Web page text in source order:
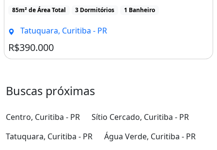
85m² de Área Total 3 Dormitórios 1 Banheiro
Tatuquara, Curitiba - PR
R$390.000
Buscas próximas
Centro, Curitiba - PR
Sítio Cercado, Curitiba - PR
Tatuquara, Curitiba - PR
Água Verde, Curitiba - PR